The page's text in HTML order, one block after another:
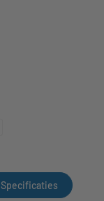
Specificaties